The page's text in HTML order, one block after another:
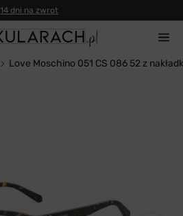
14 dni na zwrot
Love Moschino 051 CS 086 52 z